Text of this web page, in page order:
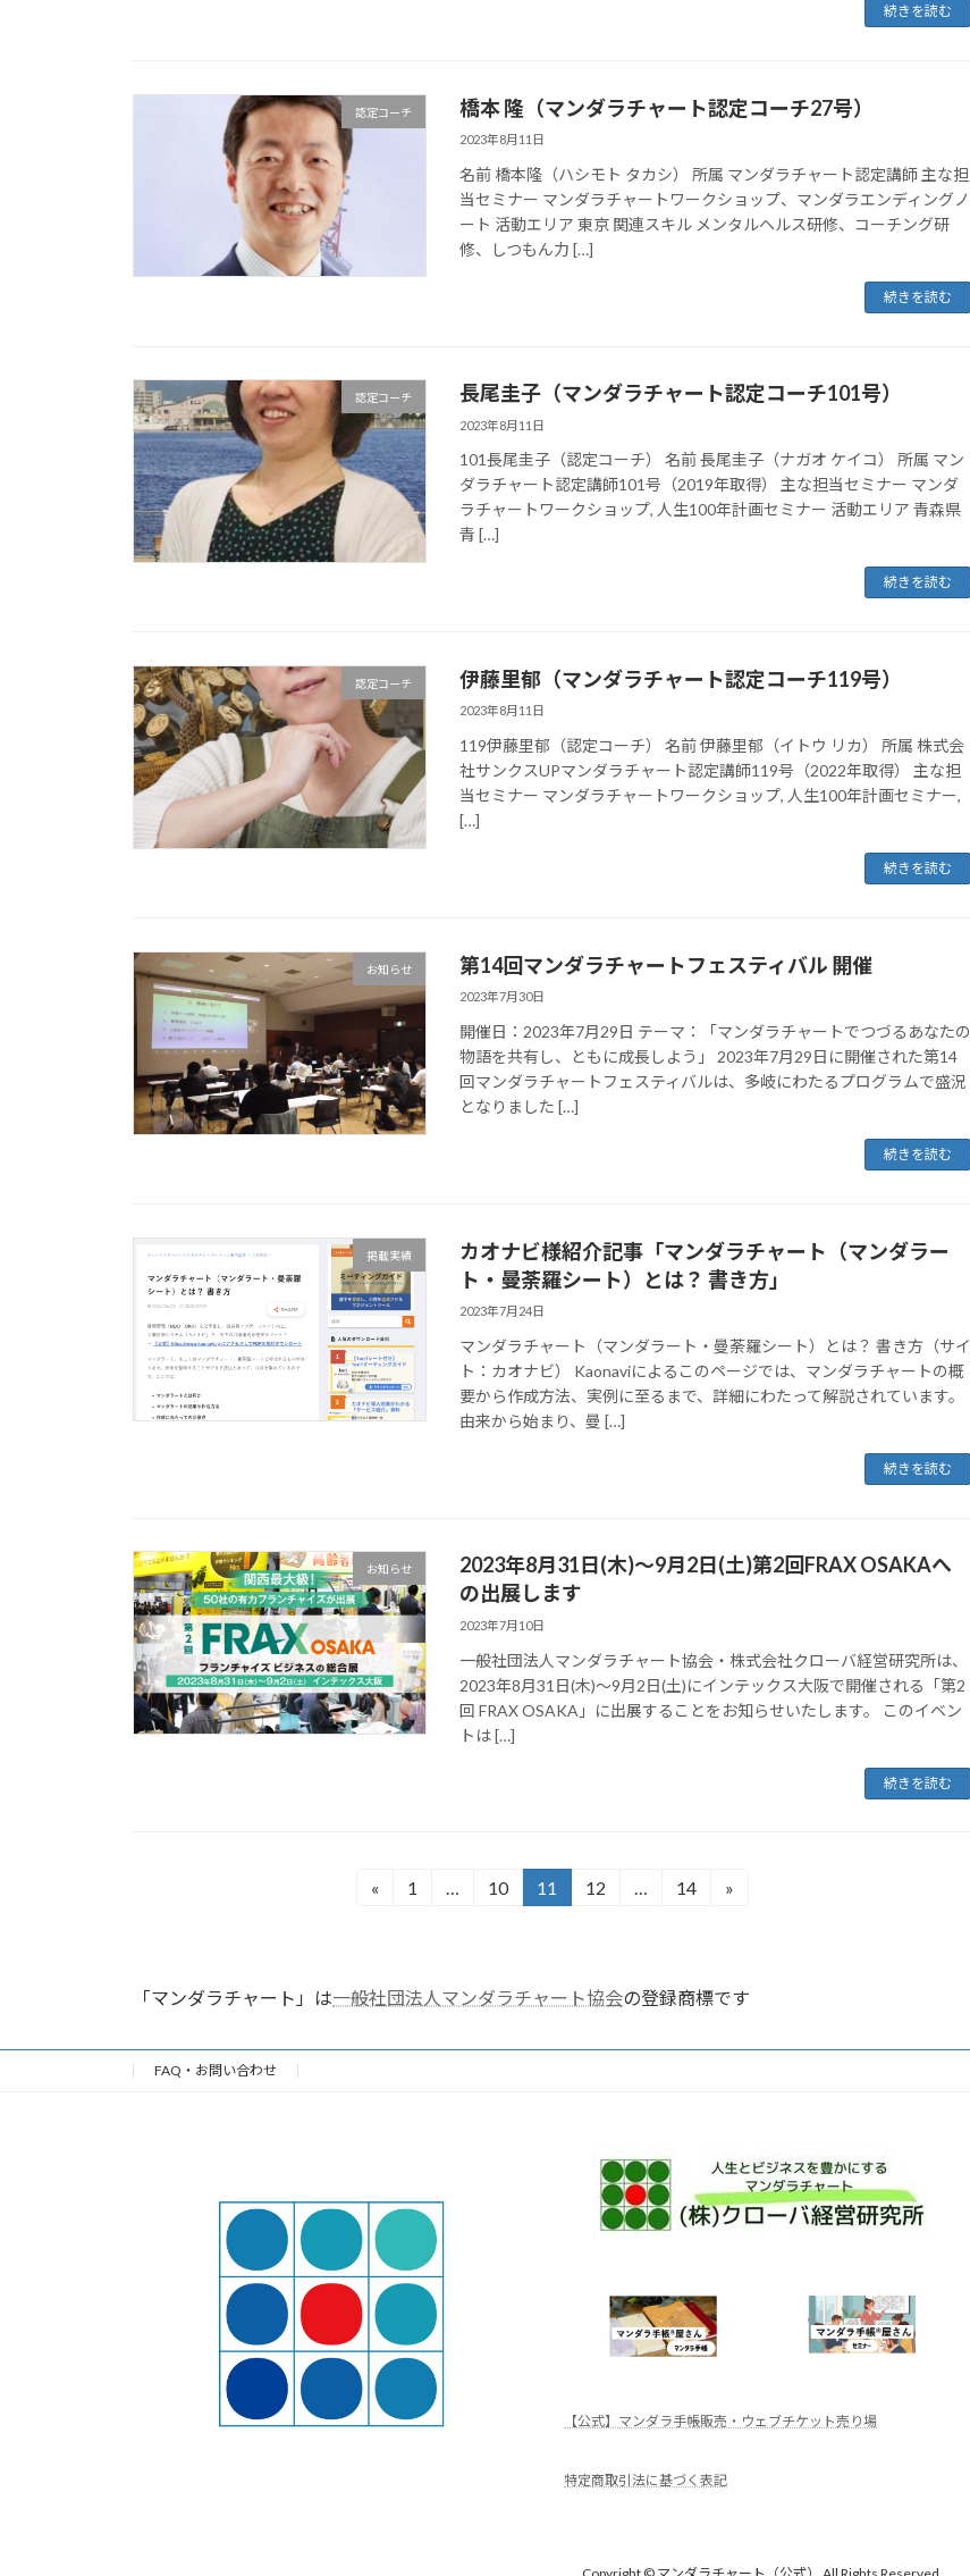
続きを読む
認定コーチ 橋本 隆（マンダラチャート認定コーチ27号）
2023年8月11日
名前 橋本隆（ハシモト タカシ） 所属 マンダラチャート認定講師 主な担
当セミナー マンダラチャートワークショップ、マンダラエンディングノ
ート 活動エリア 東京 関連スキル メンタルヘルス研修、コーチング研
修、しつもん力 […]
続きを読む
認定コーチ 長尾圭子（マンダラチャート認定コーチ101号）
2023年8月11日
101長尾圭子（認定コーチ） 名前 長尾圭子（ナガオ ケイコ） 所属 マン
ダラチャート認定講師101号（2019年取得） 主な担当セミナー マンダ
ラチャートワークショップ, 人生100年計画セミナー 活動エリア 青森県
青 […]
続きを読む
認定コーチ 伊藤里郁（マンダラチャート認定コーチ119号）
2023年8月11日
119伊藤里郁（認定コーチ） 名前 伊藤里郁（イトウ リカ） 所属 株式会
社サンクスUPマンダラチャート認定講師119号（2022年取得） 主な担
当セミナー マンダラチャートワークショップ, 人生100年計画セミナー,
[…]
続きを読む
お知らせ 第14回マンダラチャートフェスティバル 開催
2023年7月30日
開催日：2023年7月29日 テーマ：「マンダラチャートでつづるあなたの
物語を共有し、ともに成長しよう」 2023年7月29日に開催された第14
回マンダラチャートフェスティバルは、多岐にわたるプログラムで盛況
となりました […]
続きを読む
掲載実績
カオナビ様紹介記事「マンダラチャート（マンダラー
ト・曼荼羅シート）とは？ 書き方」
2023年7月24日
マンダラチャート（マンダラート・曼荼羅シート）とは？ 書き方（サイ
ト：カオナビ） Kaonaviによるこのページでは、マンダラチャートの概
要から作成方法、実例に至るまで、詳細にわたって解説されています。
由来から始まり、曼 […]
続きを読む
お知らせ
2023年8月31日(木)～9月2日(土)第2回FRAX OSAKAへ
の出展します
2023年7月10日
一般社団法人マンダラチャート協会・株式会社クローバ経営研究所は、
2023年8月31日(木)～9月2日(土)にインテックス大阪で開催される「第2
回 FRAX OSAKA」に出展することをお知らせいたします。 このイベン
トは […]
続きを読む
ー
«
固
ジ
1 …
固
ジ
10
固
ジ
11
固
ジ
12 …
固
ジ
14 »
「マンダラチャート」は一般社団法人マンダラチャート協会の登録商標です
FAQ・お問い合わせ
【公式】マンダラ手帳販売・ウェブチケット売り場
特定商取引法に基づく表記